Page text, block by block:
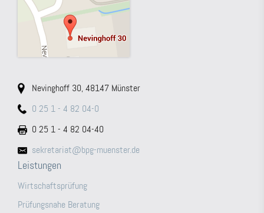
Nevinghoff 30, 48147 Münster
0 25 1 - 4 82 04-0
0 25 1 - 4 82 04-40
sekretariat@bpg-muenster.de
Leistungen
Wirtschaftsprüfung
Prüfungsnahe Beratung